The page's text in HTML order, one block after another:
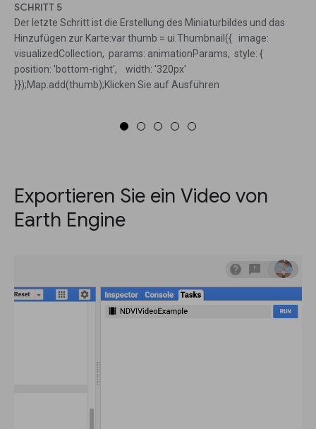
SCHRITT 5
Der letzte Schritt ist die Erstellung des Miniaturbildes und das
Hinzufügen zur Karte:var thumb = ui.Thumbnail({ image:
visualizedCollection, params: animationParams, style: {
position: 'bottom-right', width: '320px'
}});Map.add(thumb);Klicken Sie auf Ausführen
Exportieren Sie ein Video von
Earth Engine